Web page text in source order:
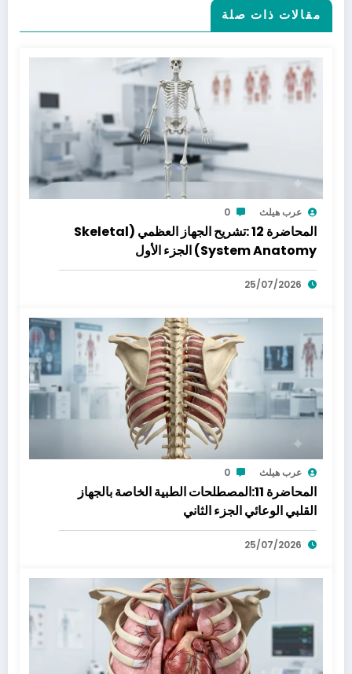
مقالات ذات صلة
عرب هيلث 0
المحاضرة 12 :تشريح الجهاز العظمي (Skeletal
System Anatomy) الجزء الأول
25/07/2026
عرب هيلث 0
المحاضرة 11:المصطلحات الطبية الخاصة بالجهاز
القلبي الوعائي الجزء الثاني
25/07/2026